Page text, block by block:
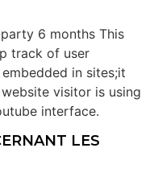
6 months This
track of user
in sites;it
visitor is using
interface.
LES